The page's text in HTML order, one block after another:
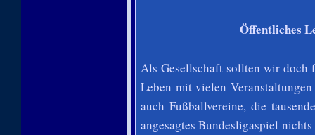
Öffentliches
Als Gesellschaft sollten wir doch
Leben mit vielen
auch Fußballvereine, die
angesagtes Bundesligaspiel